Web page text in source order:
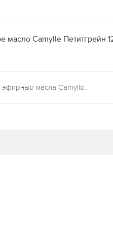
масло Camylle Петитгрейн
эфирные масла Camylle.